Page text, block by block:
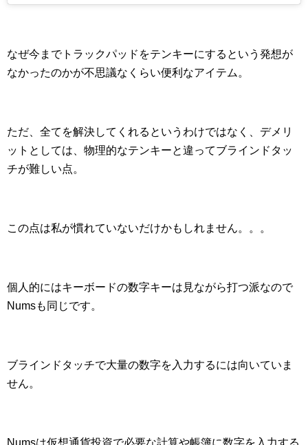
なぜ今までトラックパッドをテンキーにするという発想が
なかったのかが不思議なくらい便利なアイテム。
ただ、全てを解決してくれるというわけではなく、デメリ
ットとしては、物理的なテンキーと違ってブラインドタッ
チが難しい点。
この点は私が慣れていないだけかもしれません。。。
個人的にはキーボードの数字キーは見ながら打つ派なので
Numsも同じです。
ブラインドタッチで大量の数字を入力するには向いていま
せん。